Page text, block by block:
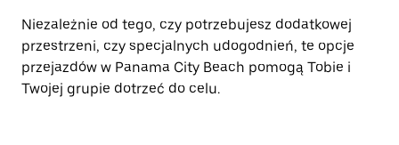
Niezależnie od tego, czy potrzebujesz dodatkowej
przestrzeni, czy specjalnych udogodnień, te opcje
przejazdów w Panama City Beach pomogą Tobie i
Twojej grupie dotrzeć do celu.